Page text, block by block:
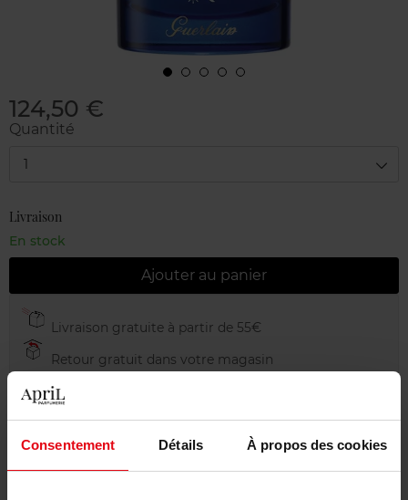
Consentement Détails À propos des cookies
124,50 €
Quantité
1
Livraison
En stock
Ajouter au panier
Livraison gratuite à partir de 55€
Retour gratuit dans votre magasin
Emballage cadeau offert